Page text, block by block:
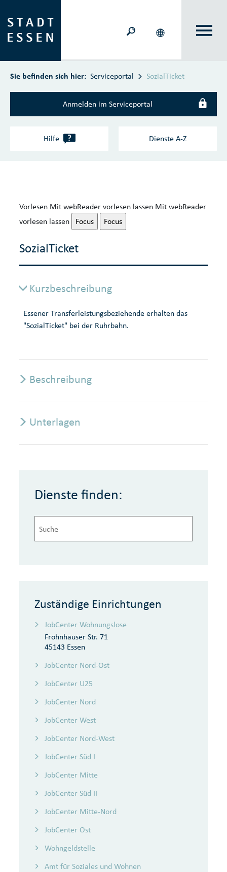
Sie befinden sich hier: Serviceportal SozialTicket
Anmelden im Serviceportal
Hilfe ? Dienste A‑Z
Vorlesen Mit webReader vorlesen lassen Mit webReader
vorlesen lassen
Focus Focus
SozialTicket
Kurzbeschreibung
Essener Transferleistungsbeziehende erhalten das
"SozialTicket" bei der Ruhrbahn.
Beschreibung
Unterlagen
Dienste finden:
Zuständige Einrichtungen
JobCenter Wohnungslose
Frohnhauser Str. 71
45143 Essen
JobCenter Nord-Ost
JobCenter U25
JobCenter Nord
JobCenter West
JobCenter Nord-West
JobCenter Süd I
JobCenter Mitte
JobCenter Süd II
JobCenter Mitte-Nord
JobCenter Ost
Wohngeldstelle
Amt für Soziales und Wohnen